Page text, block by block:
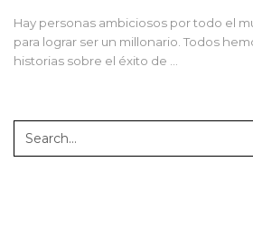
Hay personas ambiciosos por todo el
para lograr ser un millonario. Todos
historias sobre el éxito de …